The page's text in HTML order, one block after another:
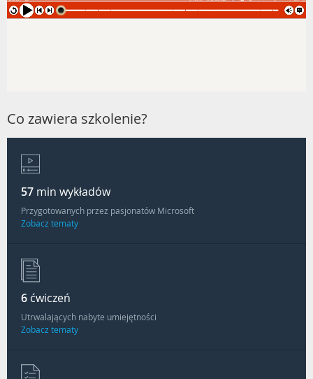
Co zawiera szkolenie?
57 min wykładów
Przygotowanych przez pasjonatów Microsoft
Zobacz tematy
6 ćwiczeń
Utrwalających nabyte umiejętności
Zobacz tematy